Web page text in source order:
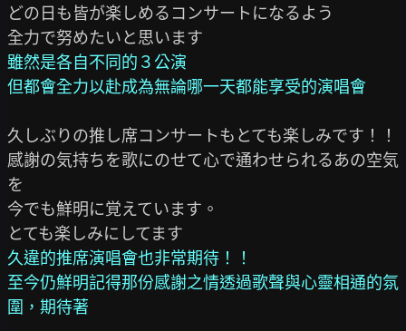
どの日も皆が楽しめるコンサートになるよう
雖然是各自不同的３公演
但都會全力以赴成為無論哪一天都能享受的演唱會
久しぶりの推し席コンサートもとても楽しみです！！
感謝の気持ちを歌にのせて心で通わせられるあの空気
を
今でも鮮明に覚えています。
久違的推席演唱會也非常期待！！
至今仍鮮明記得那份感謝之情透過歌聲與心靈相通的氛
圍，期待著